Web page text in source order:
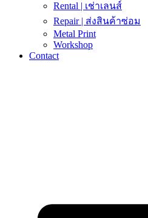
Rental | เช่าเลนส์
Repair | ส่งสินค้าซ่อม
Metal Print
Workshop
Contact